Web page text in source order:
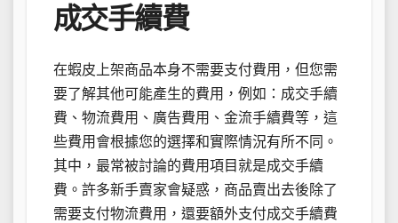
成交手續費
在蝦皮上架商品本身不需要支付費用，但您需
要了解其他可能產生的費用，例如：成交手續
費、物流費用、廣告費用、金流手續費等，這
些費用會根據您的選擇和實際情況有所不同。
其中，最常被討論的費用項目就是成交手續
費。許多新手賣家會疑惑，商品賣出去後除了
需要支付物流費用，還要額外支付成交手續費